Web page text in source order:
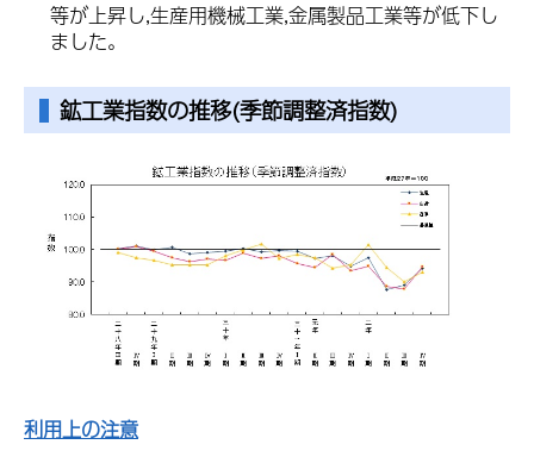
等が上昇し,生産用機械工業,金属製品工業等が低下し
ました。
鉱工業指数の推移(季節調整済指数)
利用上の注意